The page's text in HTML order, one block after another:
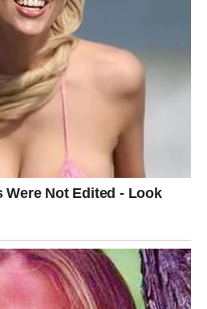
I
koja donosi osmeh. Moguć
I